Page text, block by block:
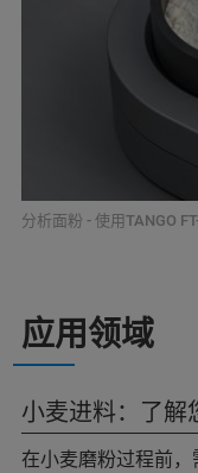
分析面粉 - 使用TANGO
应用领域
小麦进料：了解
在小麦磨粉过程前